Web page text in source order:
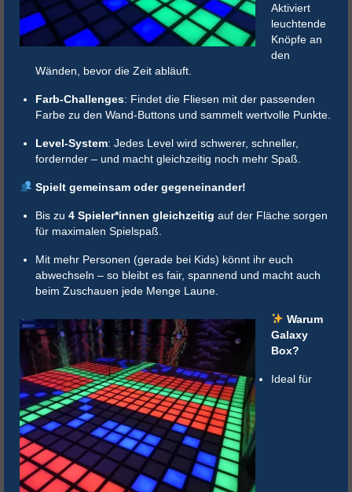
Aktiviert
leuchtende
Knöpfe an
den
Wänden, bevor die Zeit abläuft.
Farb-Challenges: Findet die Fliesen mit der passenden
Farbe zu den Wand-Buttons und sammelt wertvolle Punkte.
Level-System: Jedes Level wird schwerer, schneller,
fordernder – und macht gleichzeitig noch mehr Spaß.
Spielt gemeinsam oder gegeneinander!
Bis zu 4 Spieler*innen gleichzeitig auf der Fläche sorgen
für maximalen Spielspaß.
Mit mehr Personen (gerade bei Kids) könnt ihr euch
abwechseln – so bleibt es fair, spannend und macht auch
beim Zuschauen jede Menge Laune.
Warum
Galaxy
Box?
Ideal für